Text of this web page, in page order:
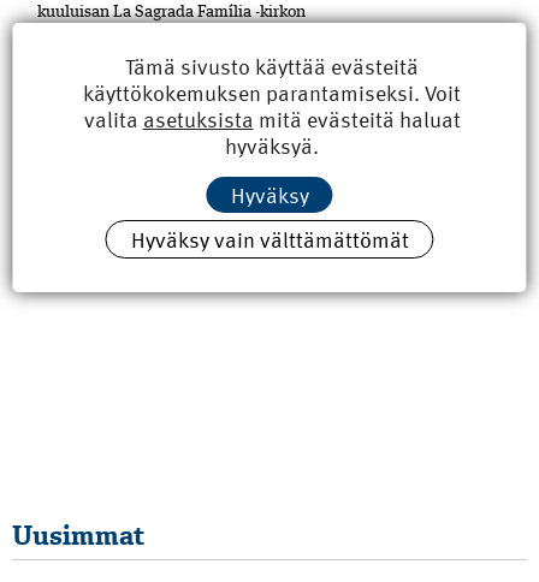
kuuluisan La Sagrada Família -kirkon
nostettiin helmikuun lopulla viimeinen pala
17 metriä...
Uusimmat
Tämä sivusto käyttää evästeitä
käyttökokemuksen parantamiseksi. Voit
valita asetuksista mitä evästeitä haluat
hyväksyä.
Hyväksy
Hyväksy vain välttämättömät